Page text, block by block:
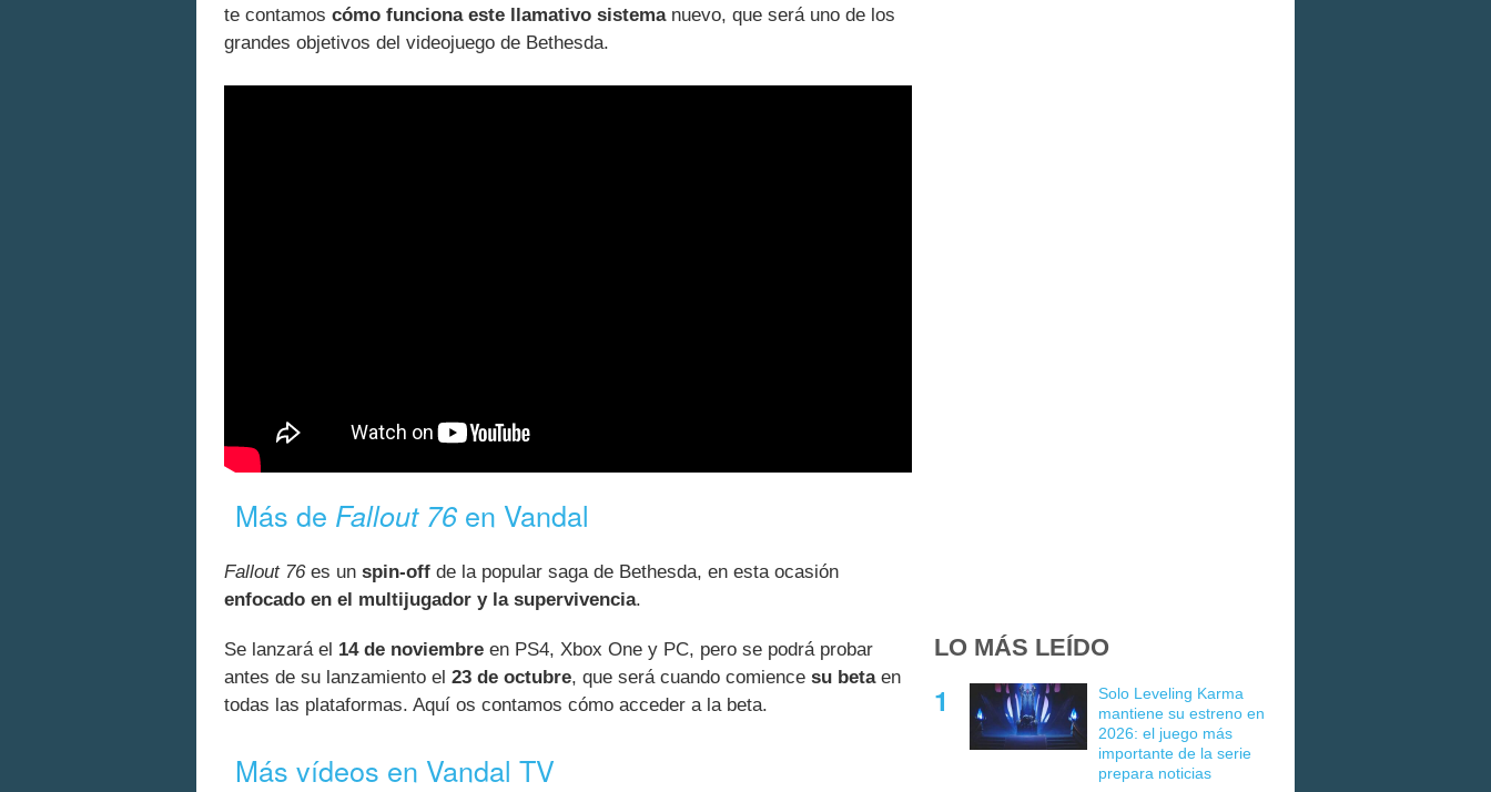
te contamos cómo funciona este llamativo sistemanuevo, que será uno de los
grandes objetivos del videojuego de Bethesda.
Más de Fallout 76 en Vandal
Fallout 76es un spin-off de la popular saga de Bethesda, en esta ocasión
enfocado en el multijugador y la supervivencia.
Se lanzará el 14 de noviembre en PS4, Xbox One y PC, pero se podrá probar
antes de su lanzamiento el 23 de octubre, que será cuando comience su betaen
todas las plataformas. Aquí os contamos cómo acceder a la beta.
Más vídeos en Vandal TV
LO MÁS LEÍDO
Solo Leveling Karma
mantiene su estreno en
2026: el juego más
importante de la serie
prepara noticias